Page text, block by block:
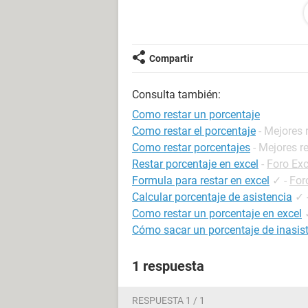
comision= 10% = 10
total= 110
si al cliente se le da el 10% de
cliente. 110 - 10%
en este caso me pongo del lado del
alguna sugerencia.
Compartir
Consulta también:
Como restar un porcentaje
Como restar el porcentaje - Mejores
Como restar porcentajes - Mejores
Restar porcentaje en excel - Foro
Formula para restar en excel ✓ -
Calcular porcentaje de asistencia ✓
Como restar un porcentaje en excel
Cómo sacar un porcentaje de
1 respuesta
RESPUESTA 1 / 1